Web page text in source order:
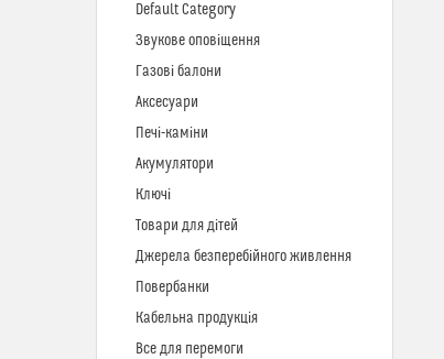
Default Category
Звукове оповіщення
Газові балони
Аксесуари
Печі-каміни
Акумулятори
Ключі
Товари для дітей
Джерела безперебійного живлення
Повербанки
Кабельна продукція
Все для перемоги